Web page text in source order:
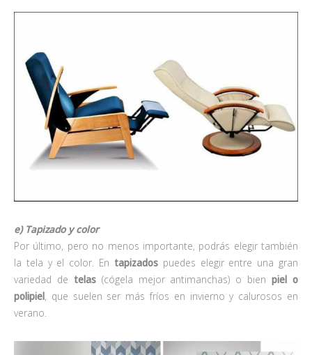
e) Tapizado y color
Por último, pero no menos importante, podrás elegir también
la tela y el color. En tapizadospuedes elegir entre una gran
variedad de telas(cógela mejor antimanchas) o bienpiel o
polipiel, que suelen ser más fríos en invierno y calurosos en
verano.